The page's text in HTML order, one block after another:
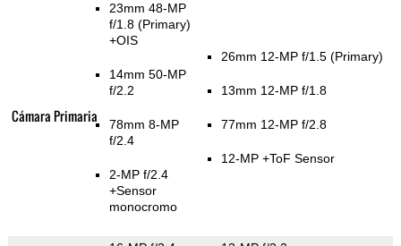
Cámara Primaria
23mm 48-MP
f/1.8(Primary)
+OIS
14mm 50-MP
f/2.2
78mm 8-MP
f/2.4
2-MP f/2.4
+Sensor
monocromo
26mm 12-MP f/1.5 (Primary)
13mm 12-MP f/1.8
77mm 12-MP f/2.8
12-MP +ToF Sensor